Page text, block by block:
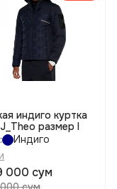
индиго куртка
размер l
Индиго
000 сум